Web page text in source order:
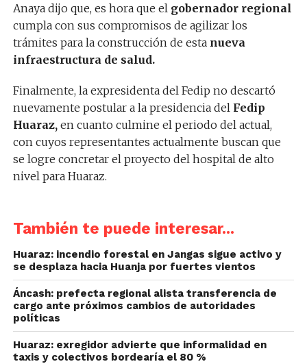
Anaya dijo que, es hora que el gobernador regional
cumpla con sus compromisos de agilizar los
trámites para la construcción de esta nueva
infraestructura de salud.
Finalmente, la expresidenta del Fedip no descartó
nuevamente postular a la presidencia del Fedip
Huaraz, en cuanto culmine el periodo del actual,
con cuyos representantes actualmente buscan que
se logre concretar el proyecto del hospital de alto
nivel para Huaraz.
También te puede interesar...
Huaraz: incendio forestal en Jangas sigue activo y
se desplaza hacia Huanja por fuertes vientos
Áncash: prefecta regional alista transferencia de
cargo ante próximos cambios de autoridades
políticas
Huaraz: exregidor advierte que informalidad en
taxis y colectivos bordearía el 80 %